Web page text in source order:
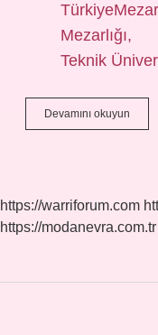
Teknik
Devamını okuyun
Aksu
https://warriforum.com
https://modanevra.com.tr